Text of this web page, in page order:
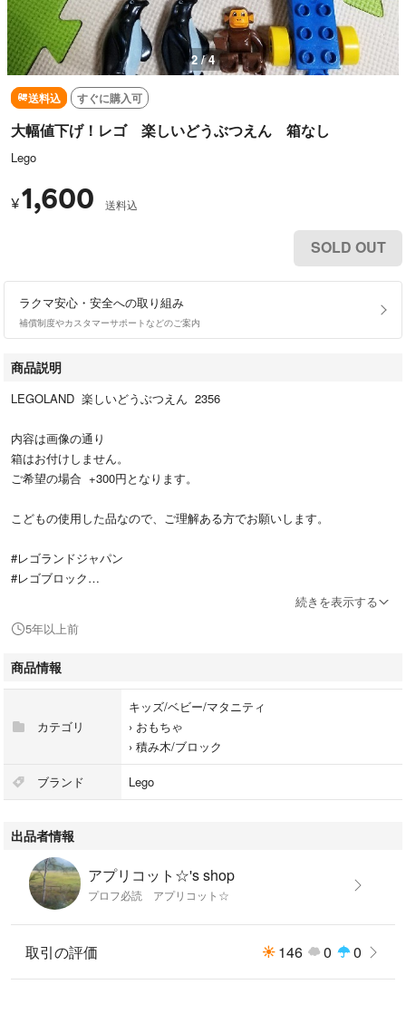
2 / 4
送料込 すぐに購入可
大幅値下げ！レゴ 楽しいどうぶつえん 箱なし
Lego
¥1,600 送料込
SOLD OUT
ラクマ安心・安全への取り組み
補償制度やカスタマーサポートなどのご案内
商品説明
LEGOLAND 楽しいどうぶつえん 2356
内容は画像の通り
箱はお付けしません。
ご希望の場合 +300円となります。
こどもの使用した品なので、ご理解ある方でお願いします。
#レゴランドジャパン
#レゴブロック
続きを表示する
5年以上前
商品情報
カテゴリ
キッズ/ベビー/マタニティ
› おもちゃ
› 積み木/ブロック
ブランド Lego
出品者情報
アプリコット☆'s shop
プロフ必読 アプリコット☆
取引の評価 146 0 0